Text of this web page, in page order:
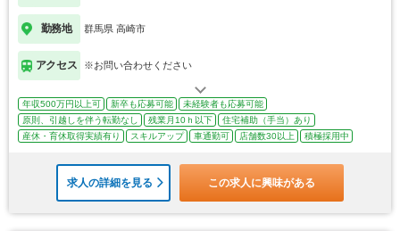
勤務地 群馬県 高崎市
アクセス ※お問い合わせください
年収500万円以上可 新卒も応募可能
未経験者も応募可能
原則、引越しを伴う転勤なし
残業月10ｈ以下
住宅補助（手当）あり
産休・育休取得実績有り
スキルアップ 車通勤可 店舗数30以上 積極採用中
求人の詳細を見る この求人に興味がある